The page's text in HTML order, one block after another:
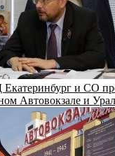
и СО
Автовокзале и